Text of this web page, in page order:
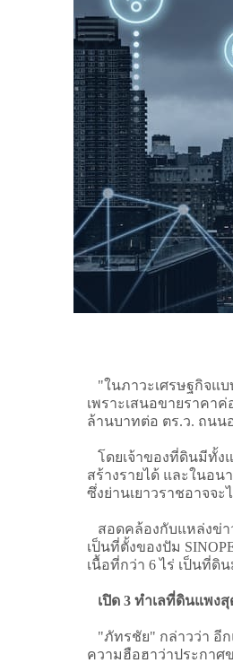
"ในภาวะเศรษฐกิจแ
เพราะเสนอขายราคา
ล้านบาทต่อ ตร.ว. ถนน
โดยเจ้าของที่ดินมีทั้ง
สร้างรายได้ และในอ
ซึ่งย่านเยาวราชอาจจ
สอดคล้องกับแหล่งข่า
เป็นที่ตั้งของปัม
เนื้อที่กว่า 6 ไร่ เป็นที่ดิ
เปิด 3 ทำเลที่ดินแพงสุ
"ภัทรชัย" กล่าวว่า อีก
ความฮือฮาว่าประกาศ